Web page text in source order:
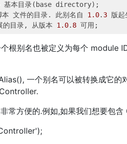
基本目录(base directory);
文件的目录. 此别名自 1.0. 3 版起
的目录, 从版本 1.0. 8
根别名也被定义为每个 module
一个别名可以被转换成它
常方便的.例如,如果我们想要包